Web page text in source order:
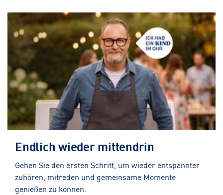
Endlich wieder mittendrin
Gehen Sie den ersten Schritt, um wieder entspannter
zuhören, mitreden und gemeinsame Momente
genießen zu können.